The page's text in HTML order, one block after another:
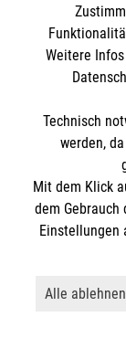
Cookies
Weitere
Technisch
werden,
Mit dem Klick
dem Gebrauch
Einstellungen
Alle ablehnen